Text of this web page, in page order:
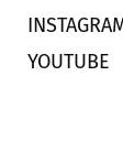
YOUTUBE